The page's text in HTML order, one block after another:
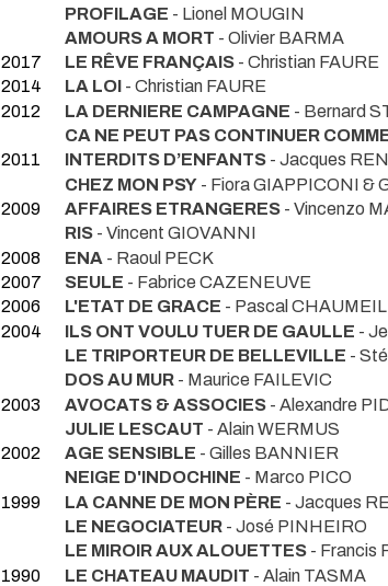
PROFILAGE - Lionel MOUGIN
AMOURS A MORT - Olivier BARMA
2017
LE RÊVE FRANÇAIS - Christian FAURE
2014
LA LOI - Christian FAURE
2012
LA DERNIERE CAMPAGNE - Bernard
CA NE PEUT PAS CONTINUER
2011
INTERDITS D’ENFANTS - Jacques
CHEZ MON PSY - Fiora GIAPPICONI &
2009
AFFAIRES ETRANGERES - Vincenzo
RIS - Vincent GIOVANNI
2008
ENA - Raoul PECK
2007
SEULE - Fabrice CAZENEUVE
2006
L'ETAT DE GRACE - Pascal CHAUMEIL
2004
ILS ONT VOULU TUER DE GAULLE -
LE TRIPORTEUR DE BELLEVILLE -
DOS AU MUR - Maurice FAILEVIC
2003
AVOCATS & ASSOCIES - Alexandre
JULIE LESCAUT - Alain WERMUS
2002
AGE SENSIBLE - Gilles BANNIER
NEIGE D'INDOCHINE - Marco PICO
1999
LA CANNE DE MON PÈRE - Jacques
LE NEGOCIATEUR - José PINHEIRO
LE MIROIR AUX ALOUETTES - Francis
1990
LE CHATEAU MAUDIT - Alain TASMA